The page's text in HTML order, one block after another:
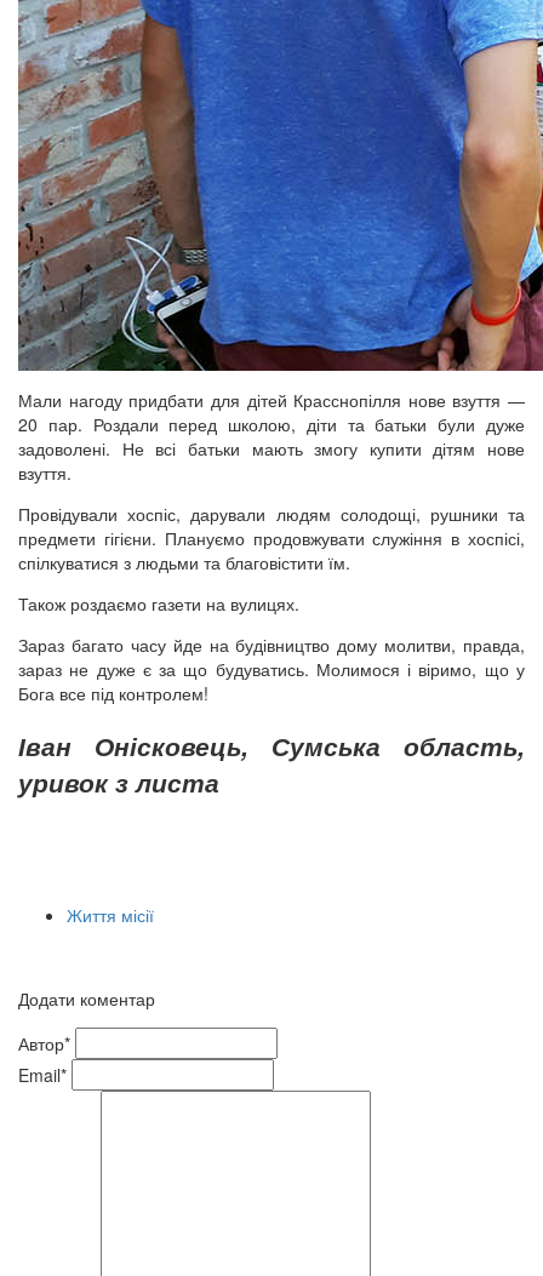
Мали нагоду придбати для дітей Красснопілля нове взуття —
20 пар. Роздали перед школою, діти та батьки були дуже
задоволені. Не всі батьки мають змогу купити дітям нове
взуття.
Провідували хоспіс, дарували людям солодощі, рушники та
предмети гігієни. Плануємо продовжувати служіння в хоспісі,
спілкуватися з людьми та благовістити їм.
Також роздаємо газети на вулицях.
Зараз багато часу йде на будівництво дому молитви, правда,
зараз не дуже є за що будуватись. Молимося і віримо, що у
Бога все під контролем!
Іван Онісковець, Сумська область,
уривок з листа
Життя місії
Додати коментар
Автор*
Email*